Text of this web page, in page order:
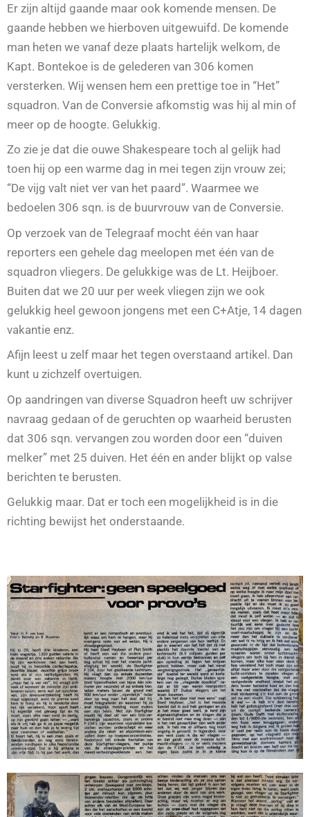
Er zijn altijd gaande maar ook komende mensen. De
gaande hebben we hierboven uitgewuifd. De komende
man heten we vanaf deze plaats hartelijk welkom, de
Kapt. Bontekoe is de gelederen van 306 komen
versterken. Wij wensen hem een prettige toe in “Het”
squadron. Van de Conversie afkomstig was hij al min of
meer op de hoogte. Gelukkig.
Zo zie je dat die ouwe Shakespeare toch al gelijk had
toen hij op een warme dag in mei tegen zijn vrouw zei;
“De vijg valt niet ver van het paard”. Waarmee we
bedoelen 306 sqn. is de buurvrouw van de Conversie.
Op verzoek van de Telegraaf mocht één van haar
reporters een gehele dag meelopen met één van de
squadron vliegers. De gelukkige was de Lt. Heijboer.
Buiten dat we 20 uur per week vliegen zijn we ook
gelukkig heel gewoon jongens met een C+Atje, 14 dagen
vakantie enz.
Afijn leest u zelf maar het tegen overstaand artikel. Dan
kunt u zichzelf overtuigen.
Op aandringen van diverse Squadron heeft uw schrijver
navraag gedaan of de geruchten op waarheid berusten
dat 306 sqn. vervangen zou worden door een “duiven
melker” met 25 duiven. Het één en ander blijkt op valse
berichten te berusten.
Gelukkig maar. Dat er toch een mogelijkheid is in die
richting bewijst het onderstaande.